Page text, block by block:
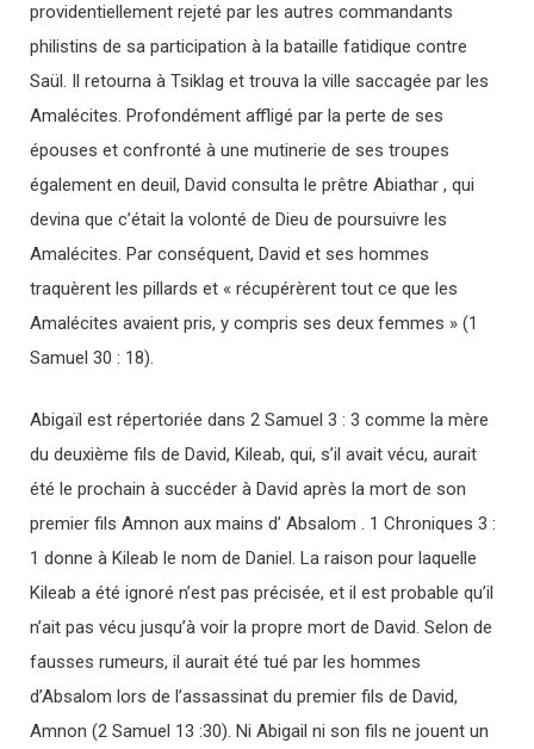
providentiellement rejeté par les autres commandants
philistins de sa participation à la bataille fatidique contre
Saül. Il retourna à Tsiklag et trouva la ville saccagée par les
Amalécites. Profondément affligé par la perte de ses
épouses et confronté à une mutinerie de ses troupes
également en deuil, David consulta le prêtre Abiathar , qui
devina que c’était la volonté de Dieu de poursuivre les
Amalécites. Par conséquent, David et ses hommes
traquèrent les pillards et « récupérèrent tout ce que les
Amalécites avaient pris, y compris ses deux femmes » (1
Samuel 30 : 18).
Abigaïl est répertoriée dans 2 Samuel 3 : 3 comme la mère
du deuxième fils de David, Kileab, qui, s’il avait vécu, aurait
été le prochain à succéder à David après la mort de son
premier fils Amnon aux mains d’ Absalom . 1 Chroniques 3 :
1 donne à Kileab le nom de Daniel. La raison pour laquelle
Kileab a été ignoré n’est pas précisée, et il est probable qu’il
n’ait pas vécu jusqu’à voir la propre mort de David. Selon de
fausses rumeurs, il aurait été tué par les hommes
d’Absalom lors de l’assassinat du premier fils de David,
Amnon (2 Samuel 13 :30). Ni Abigail ni son fils ne jouent un